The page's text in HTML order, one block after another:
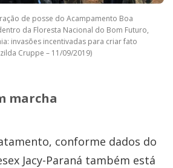
de posse do Acampamento Boa
da Floresta Nacional do Bom Futuro,
invasões incentivadas para criar fato
Cruppe – 11/09/2019)
marcha
conforme dados do
Jacy-Paraná também está